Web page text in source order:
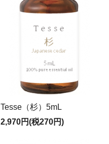
Tesse（杉）5mL
2,970円(税270円)